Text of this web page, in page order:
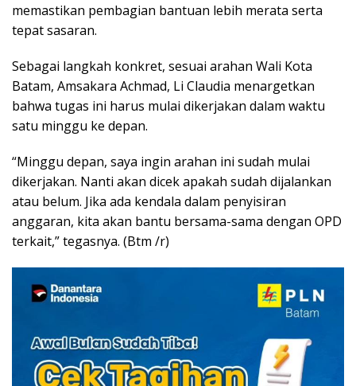
memastikan pembagian bantuan lebih merata serta
tepat sasaran.
Sebagai langkah konkret, sesuai arahan Wali Kota
Batam, Amsakara Achmad, Li Claudia menargetkan
bahwa tugas ini harus mulai dikerjakan dalam waktu
satu minggu ke depan.
“Minggu depan, saya ingin arahan ini sudah mulai
dikerjakan. Nanti akan dicek apakah sudah dijalankan
atau belum. Jika ada kendala dalam penyisiran
anggaran, kita akan bantu bersama-sama dengan OPD
terkait,” tegasnya. (Btm /r)